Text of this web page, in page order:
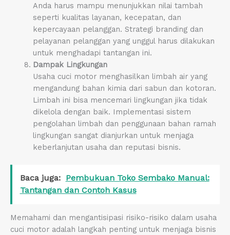
Anda harus mampu menunjukkan nilai tambah
seperti kualitas layanan, kecepatan, dan
kepercayaan pelanggan. Strategi branding dan
pelayanan pelanggan yang unggul harus dilakukan
untuk menghadapi tantangan ini.
Dampak Lingkungan
Usaha cuci motor menghasilkan limbah air yang
mengandung bahan kimia dari sabun dan kotoran.
Limbah ini bisa mencemari lingkungan jika tidak
dikelola dengan baik. Implementasi sistem
pengolahan limbah dan penggunaan bahan ramah
lingkungan sangat dianjurkan untuk menjaga
keberlanjutan usaha dan reputasi bisnis.
Baca juga:
Pembukuan Toko Sembako Manual:
Tantangan dan Contoh Kasus
Memahami dan mengantisipasi risiko-risiko dalam usaha
cuci motor adalah langkah penting untuk menjaga bisnis